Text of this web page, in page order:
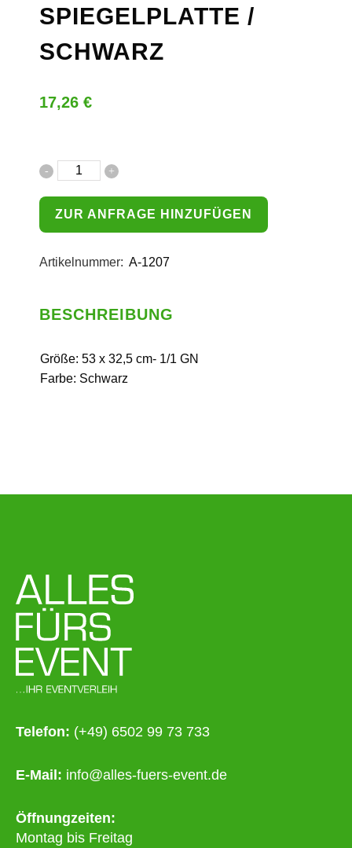
SPIEGELPLATTE /
SCHWARZ
17,26 €
ZUR ANFRAGE HINZUFÜGEN
Artikelnummer: A-1207
BESCHREIBUNG
Größe: 53 x 32,5 cm- 1/1 GN
Farbe: Schwarz
Telefon: (+49) 6502 99 73 733
E-Mail: info@alles-fuers-event.de
Öffnungzeiten:
Montag bis Freitag